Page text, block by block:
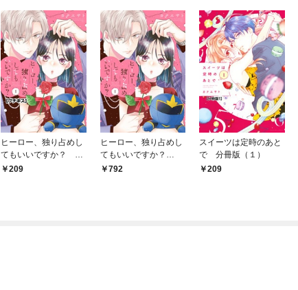
ヒーロー、独り占めし
てもいいですか？ プ
チキス（１）
209
ヒーロー、独り占めし
てもいいですか？
（１）
792
スイーツは定時のあと
で 分冊版（１）
209